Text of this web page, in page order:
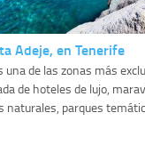
Adeje, en Tenerife
una de las zonas más
de hoteles de lujo,
naturales, parques